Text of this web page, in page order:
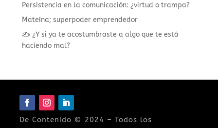
Persistencia en la comunicación: ¿virtud o trampa?
Mateína; superpoder emprendedor
✍️ ¿Y si ya te acostumbraste a algo que te está
haciendo mal?
De Contenido © 2024 – Todos los